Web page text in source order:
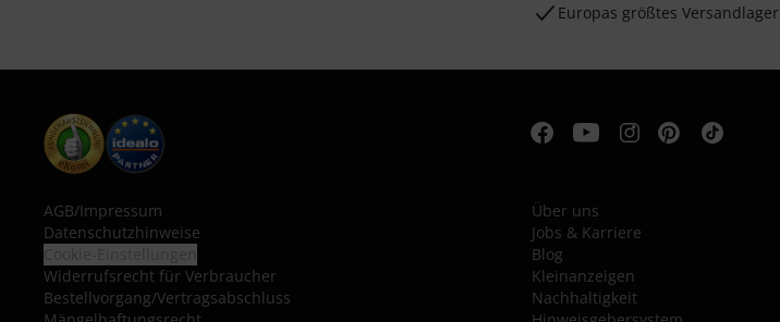
Europas größtes Versandlager
AGB/Impressum
Datenschutzhinweise
Widerrufsrecht für Verbraucher
Bestellvorgang/Vertragsabschluss
Über uns
Jobs & Karriere
Blog
Kleinanzeigen
Nachhaltigkeit